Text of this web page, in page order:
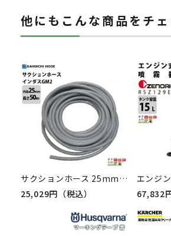
他にもこんな商品をチェ
サクションホース 25mm 50m 0.6MPa インダス GM2 土木 水 泥水 泥 砂 保形性 内面平滑 軽量 農業 工業 土木 建築 吸水 排水 粉流体 輸送 透明 ホース カクイチ
25,029円（税込）
67,832